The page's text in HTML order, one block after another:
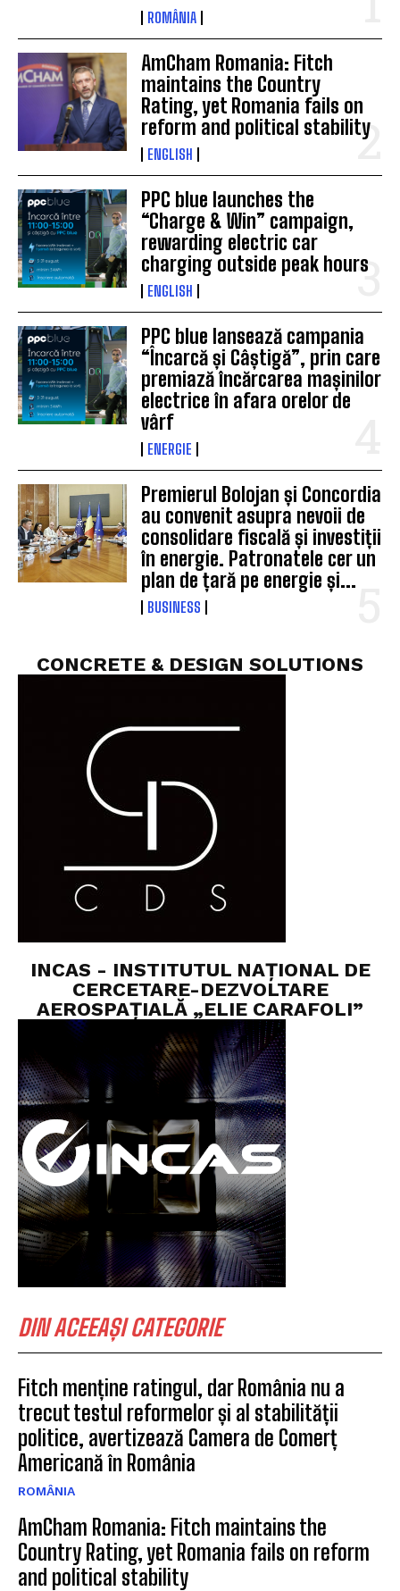
ROMÂNIA
AmCham Romania: Fitch
maintains the Country
Rating, yet Romania fails on
reform and political stability
ENGLISH
PPC blue launches the
“Charge & Win” campaign,
rewarding electric car
charging outside peak hours
ENGLISH
PPC blue lansează campania
“Încarcă și Câștigă”, prin care
premiază încărcarea mașinilor
electrice în afara orelor de
vârf
ENERGIE
Premierul Bolojan și Concordia
au convenit asupra nevoii de
consolidare fiscală și investiții
în energie. Patronatele cer un
plan de țară pe energie și...
BUSINESS
CONCRETE & DESIGN SOLUTIONS
INCAS - INSTITUTUL NAȚIONAL DE
CERCETARE-DEZVOLTARE
AEROSPAȚIALĂ „ELIE CARAFOLI”
DIN ACEEAȘI CATEGORIE
Fitch menține ratingul, dar România nu a
trecut testul reformelor și al stabilității
politice, avertizează Camera de Comerț
Americană în România
ROMÂNIA
AmCham Romania: Fitch maintains the
Country Rating, yet Romania fails on reform
and political stability